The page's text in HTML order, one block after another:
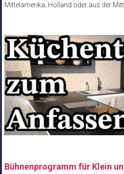
Mittelamerika, Holland oder aus der
Bühnenprogramm für Klein